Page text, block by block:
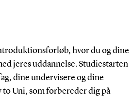
hvor du og dine
jeres uddannelse. Studiestarten
dine undervisere og dine
Uni, som forbereder dig på